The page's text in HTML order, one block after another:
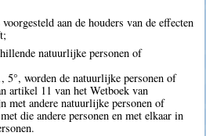
aan de houders van de effecten
natuurlijke personen of
5°, worden de natuurlijke personen of
artikel 11 van het Wetboek van
met andere natuurlijke personen of
die andere personen en met elkaar in